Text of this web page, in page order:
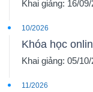
Khai giảng: 16/
10/2026
Khóa học
Khai giảng: 05/
11/2026